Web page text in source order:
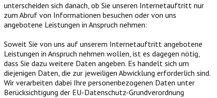
unterscheiden sich danach, ob Sie unseren Internetauftritt nur
zum Abruf von Informationen besuchen oder von uns
angebotene Leistungen in Anspruch nehmen:
Soweit Sie von uns auf unserem Internetauftritt angebotene
Leistungen in Anspruch nehmen wollen, ist es dagegen nötig,
dass Sie dazu weitere Daten angeben. Es handelt sich um
diejenigen Daten, die zur jeweiligen Abwicklung erforderlich sind.
Wir verarbeiten dabei Ihre personenbezogenen Daten unter
Berücksichtigung der EU-Datenschutz-Grundverordnung